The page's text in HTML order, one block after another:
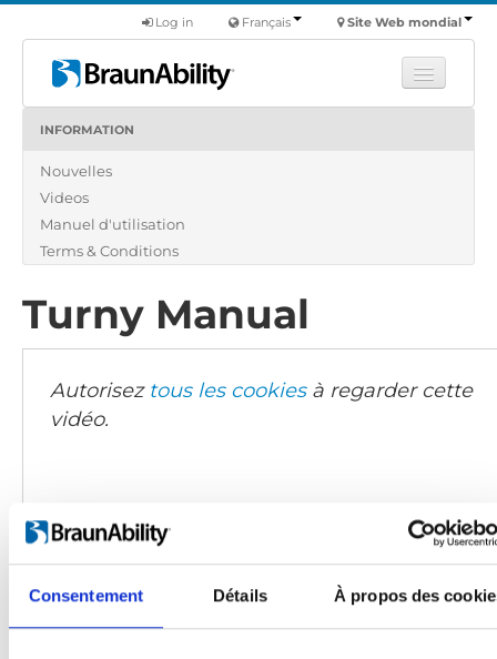
Consentement Détails À propos des
Site Web mondial
Français
Log in
Produits
Nous
Trouver un revendeur
INFORMATION
Nouvelles
Videos
Manuel d'utilisation
Terms & Conditions
Turny Manual
Autorisez tous les cookiesà regarder cette
vidéo.